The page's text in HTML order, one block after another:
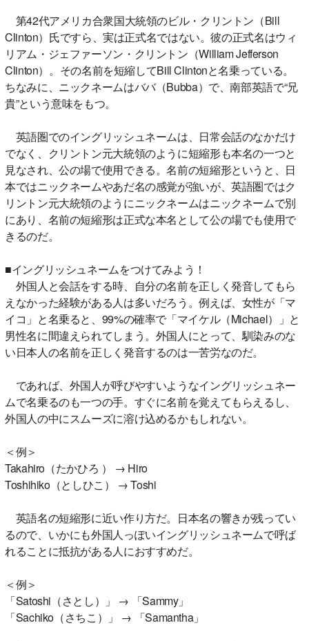
第42代アメリカ合衆国大統領のビル・クリントン（Bill
Clinton）氏ですら、実は正式名ではない。彼の正式名はウィ
リアム・ジェファーソン・クリントン（William Jefferson
Clinton）。その名前を短縮してBill Clintonと名乗っている。
ちなみに、ニックネームはババ（Bubba）で、南部英語で“兄
貴”という意味をもつ。
英語圏でのイングリッシュネームは、日常会話のなかだけ
でなく、クリントン元大統領のように短縮形も本名の一つと
見なされ、公の場で使用できる。名前の短縮形というと、日
本ではニックネームやあだ名の感覚が強いが、英語圏ではク
リントン元大統領のようにニックネームはニックネームで別
にあり、名前の短縮形は正式な本名として公の場でも使用で
きるのだ。
■イングリッシュネームをつけてみよう！
外国人と会話をする時、自分の名前を正しく発音してもら
えなかった経験がある人は多いだろう。例えば、女性が「マ
イコ」と名乗ると、99%の確率で「マイケル（Michael）」と
男性名に間違えられてしまう。外国人にとって、馴染みのな
い日本人の名前を正しく発音するのは一苦労なのだ。
であれば、外国人が呼びやすいようなイングリッシュネー
ムで名乗るのも一つの手。すぐに名前を覚えてもらえるし、
外国人の中にスムーズに溶け込めるかもしれない。
＜例＞
Takahiro（たかひろ ） → Hiro
Toshihiko（としひこ） → Toshi
英語名の短縮形に近い作り方だ。日本名の響きが残ってい
るので、いかにも外国人っぽいイングリッシュネームで呼ば
れることに抵抗がある人におすすめだ。
＜例＞
「Satoshi（さとし）」 → 「Sammy」
「Sachiko（さちこ）」 → 「Samantha」